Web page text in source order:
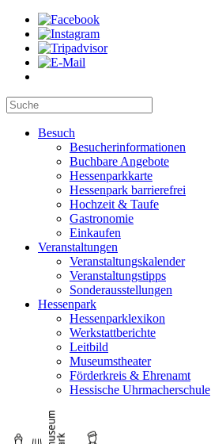
Besuch
Besucherinformationen
Buchbare Angebote
Hessenparkkarte
Hessenpark barrierefrei
Hochzeit & Taufe
Gastronomie
Einkaufen
Veranstaltungen
Veranstaltungskalender
Veranstaltungstipps
Sonderausstellungen
Hessenpark
Hessenparklexikon
Werkstattberichte
Leitbild
Museumstheater
Förderkreis & Ehrenamt
Hessische Uhrmacherschule